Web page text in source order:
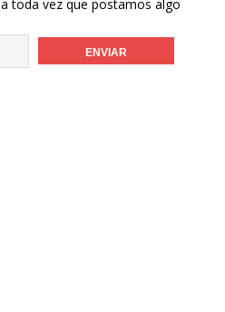
toda vez que postamos algo